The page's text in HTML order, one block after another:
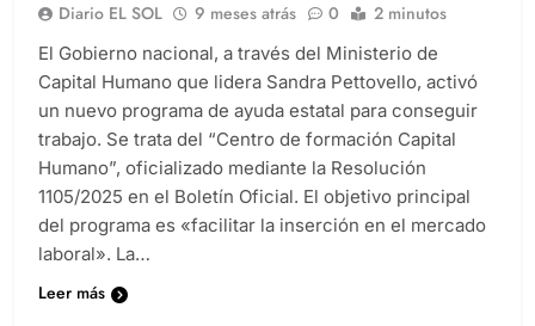
Diario EL SOL 9 meses atrás 0 2 minutos
El Gobierno nacional, a través del Ministerio de
Capital Humano que lidera Sandra Pettovello, activó
un nuevo programa de ayuda estatal para conseguir
trabajo. Se trata del “Centro de formación Capital
Humano”, oficializado mediante la Resolución
1105/2025 en el Boletín Oficial. El objetivo principal
del programa es «facilitar la inserción en el mercado
laboral». La…
Leer más